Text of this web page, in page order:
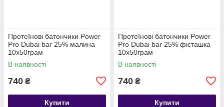
Протеїнові батончики Power
Pro Dubai bar 25% малина
10х50грам
В наявності
740 ₴
Купити
Протеїнові батончики Power
Pro Dubai bar 25% фісташка
10х50грам
В наявності
740 ₴
Купити